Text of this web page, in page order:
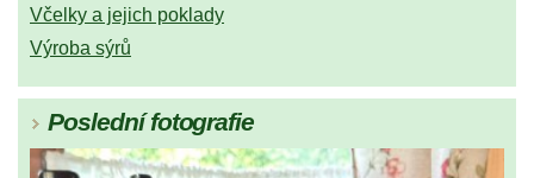
Včelky a jejich poklady
Výroba sýrů
Poslední fotografie